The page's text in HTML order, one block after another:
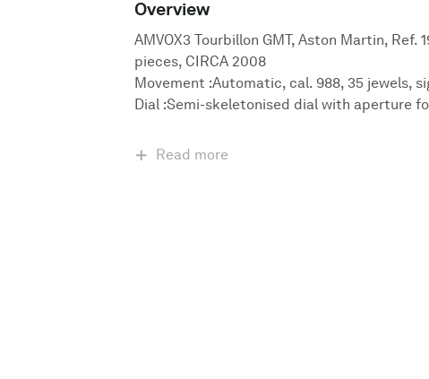
Overview
AMVOX3 Tourbillon GMT, Aston Martin,
pieces, CIRCA 2008
Movement :Automatic, cal. 988, 35 jewels,
Dial :Semi-skeletonised dial with aperture
Read more